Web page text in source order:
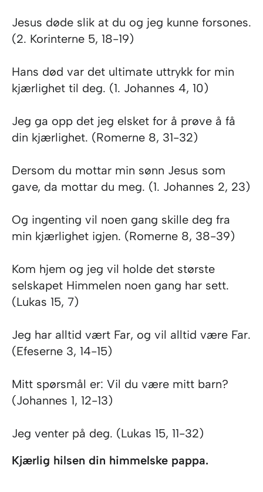
Jesus døde slik at du og jeg kunne forsones.
(2. Korinterne 5, 18-19)
Hans død var det ultimate uttrykk for min
kjærlighet til deg. (1. Johannes 4, 10)
Jeg ga opp det jeg elsket for å prøve å få
din kjærlighet. (Romerne 8, 31-32)
Dersom du mottar min sønn Jesus som
gave, da mottar du meg. (1. Johannes 2, 23)
Og ingenting vil noen gang skille deg fra
min kjærlighet igjen. (Romerne 8, 38-39)
Kom hjem og jeg vil holde det største
selskapet Himmelen noen gang har sett.
(Lukas 15, 7)
Jeg har alltid vært Far, og vil alltid være Far.
(Efeserne 3, 14-15)
Mitt spørsmål er: Vil du være mitt barn?
(Johannes 1, 12-13)
Jeg venter på deg. (Lukas 15, 11-32)
Kjærlig hilsen din himmelske pappa.